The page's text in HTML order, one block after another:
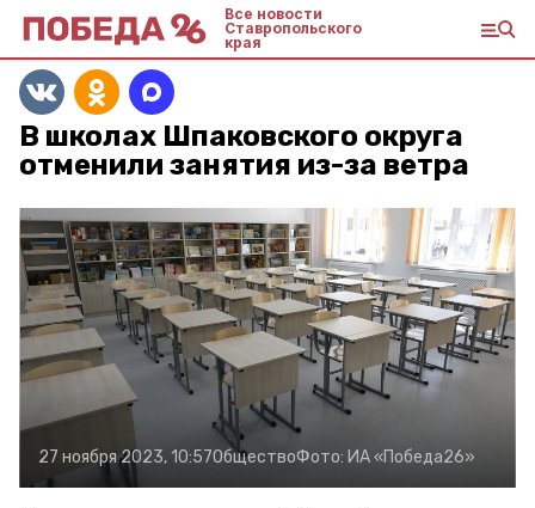
Все новости
Ставропольского
края
В школах Шпаковского округа
отменили занятия из-за ветра
27 ноября 2023, 10:57ОбществоФото: ИА «Победа26»